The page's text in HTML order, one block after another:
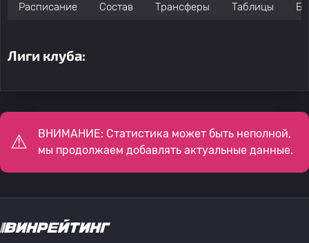
Расписание Состав Трансферы Таблицы
Лиги клуба:
ВНИМАНИЕ: Статистика может быть неполной,
мы продолжаем добавлять актуальные данные.